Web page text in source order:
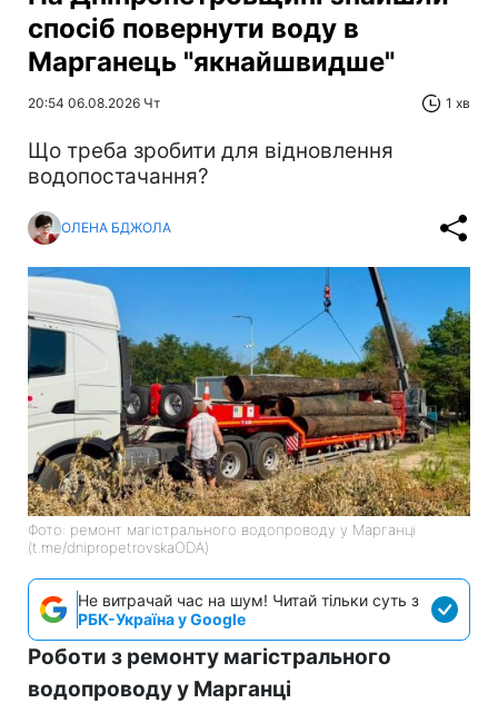
спосіб повернути воду в
Марганець "якнайшвидше"
20:54 06.08.2026 Чт 1 хв
Що треба зробити для відновлення
водопостачання?
ОЛЕНА БДЖОЛА
Фото: ремонт магістрального водопроводу у Марганці
(t.me/dnipropetrovskaODA)
Не витрачай час на шум! Читай тільки суть з
РБК-Україна у Google
Роботи з ремонту магістрального
водопроводу у Марганці